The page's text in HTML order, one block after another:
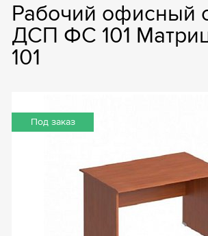
Рабочий офисный
ДСП ФС 101
101
Под заказ